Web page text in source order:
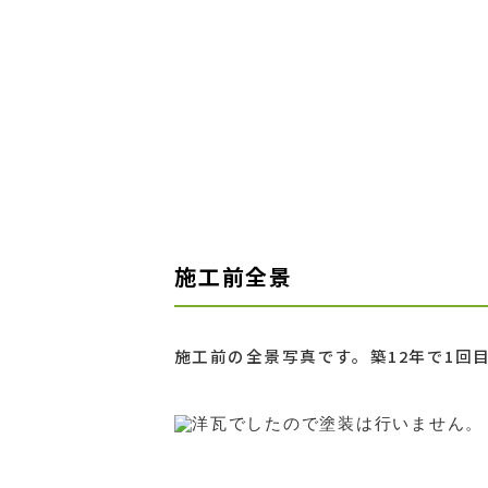
施工前全景
施工前の全景写真です。築12年で1回